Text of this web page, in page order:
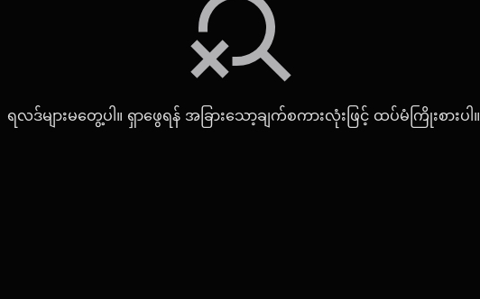
ရလဒ်များမတွေ့ပါ။ ရှာဖွေရန် အခြားသော့ချက်စကားလုံးဖြင့် ထပ်မံကြိုးစားပါ။